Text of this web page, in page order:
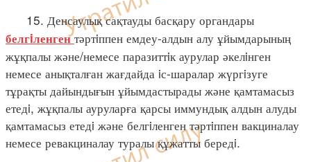
15. Денсаулық сақтауды басқару органдары
белгiленгентәртiппен емдеу-алдын алу ұйымдарының
жұқпалы және/немесе паразиттiк аурулар әкелiнген
немесе анықталған жағдайда iс-шаралар жүргiзуге
тұрақты дайындығын ұйымдастырады және қамтамасыз
етедi, жұқпалы ауруларға қарсы иммундық алдын алуды
қамтамасыз етедi және белгiленген тәртiппен вакциналау
немесе ревакциналау туралы құжатты бередi.